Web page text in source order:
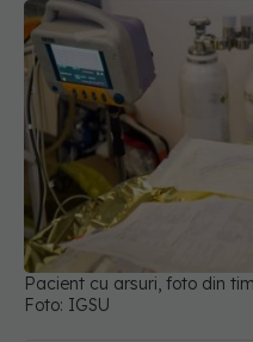
Pacient cu arsuri, foto din
Foto: IGSU